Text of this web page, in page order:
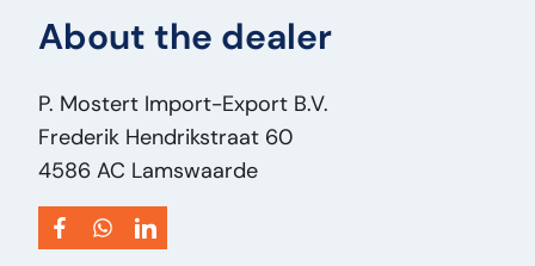
Propulsion: Wiel
Working Height:850
About the dealer
P. Mostert Import-Export B.V.
Frederik Hendrikstraat 60
4586 AC Lamswaarde